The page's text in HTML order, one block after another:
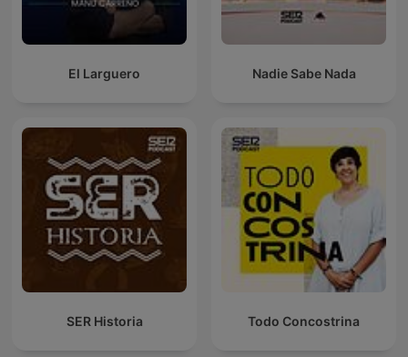
El Larguero Nadie Sabe Nada
SER Historia Todo Concostrina